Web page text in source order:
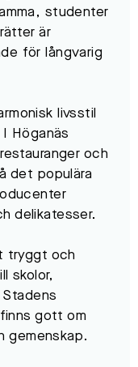
studenter
är
för långvarig
livsstil
Höganäs
och
det populära
delikatesser.
tryggt och
skolor,
gott om
gemenskap.